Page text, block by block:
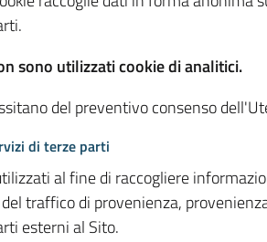
sono utilizzati cookie di analitici.
del preventivo consenso
di terze parti
al fine di raccogliere
traffico di provenienza,
esterni al Sito.